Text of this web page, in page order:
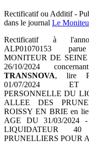
Rectificatif ou Additif -
dans le journal Le
Rectificatif à
ALP01070153
MONITEUR DE
26/10/2024
TRANSNOVA, lire
01/07/2024 ET
PERSONNELLE DU
ALLEE DES
ROISSY EN BRIE en
AGE DU 31/03/2024
LIQUIDATEUR
PRUNELLIERS POUR